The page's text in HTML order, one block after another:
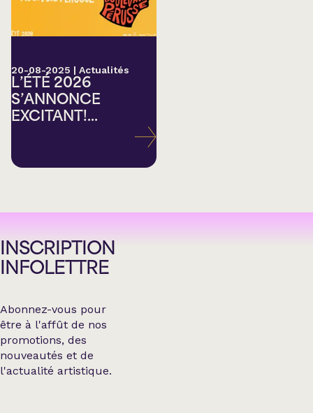
20-08-2025 | Actualités
L’ÉTÉ 2026
S’ANNONCE
EXCITANT!...
INSCRIPTION
INFOLETTRE
Abonnez-vous pour
être à l'affût de nos
promotions, des
nouveautés et de
l'actualité artistique.